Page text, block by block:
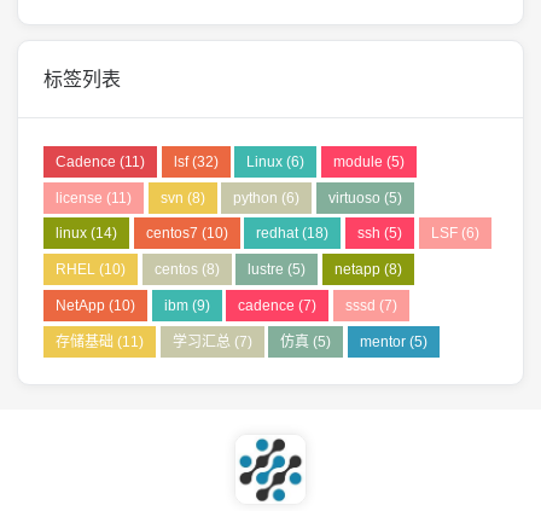
标签列表
Cadence (11) lsf(32) Linux (6) module (5)
license (11) svn (8) python (6) virtuoso (5)
linux(14) centos7 (10) redhat(18) ssh (5) LSF(6)
RHEL(10) centos(8) lustre (5) netapp (8)
NetApp(10) ibm(9) cadence (7) sssd (7)
存储基础 (11) 学习汇总 (7) 仿真 (5) mentor (5)